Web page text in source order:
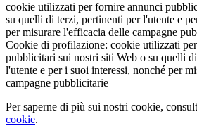
cookie utilizzati per fornire annunci
su quelli di terzi, pertinenti per l'utente e
per misurare l'efficacia delle campagne
Cookie di profilazione: cookie utilizzati
pubblicitari sui nostri siti Web o su quelli
l'utente e per i suoi interessi, nonché per
campagne pubblicitarie
Per saperne di più sui nostri cookie,
cookie.